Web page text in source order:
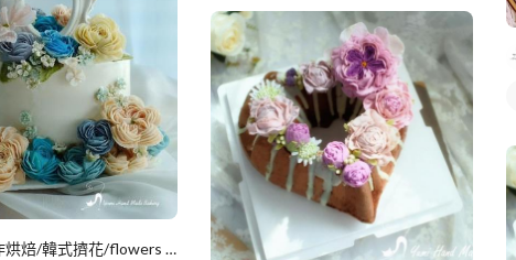
Yumi手作烘焙/韓式擠花/flowers cake/香氛蠟